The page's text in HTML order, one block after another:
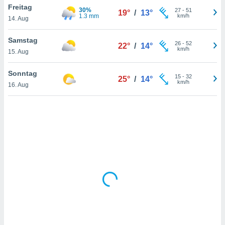
Freitag
14. Aug
30%
1.3 mm
19° / 13° 27- 51
km/h
Samstag
15. Aug
22° / 14° 26- 52
km/h
Sonntag
16. Aug
25° / 14° 15- 32
km/h